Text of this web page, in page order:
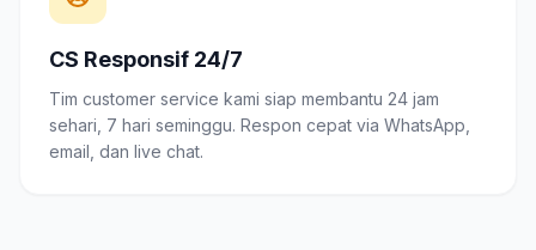
CS Responsif 24/7
Tim customer service kami siap membantu 24 jam
sehari, 7 hari seminggu. Respon cepat via WhatsApp,
email, dan live chat.